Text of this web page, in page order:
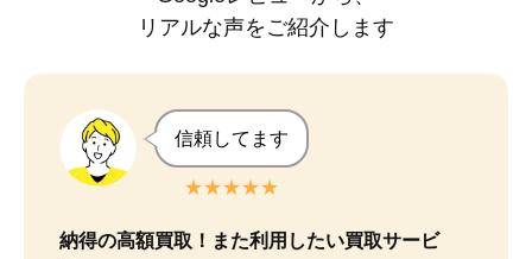
リアルな声をご紹介します
信頼してます
★★★★★
納得の高額買取！また利用したい買取サービ